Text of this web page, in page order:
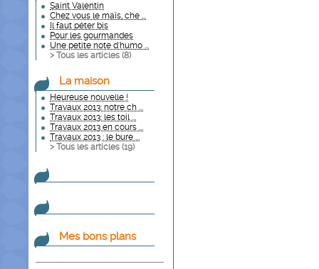
Saint Valentin
Chez vous le maïs, che ...
Il faut péter bis
Pour les gourmandes
Une petite note d'humo ...
> Tous les articles (8)
La maison
Heureuse nouvelle !
Travaux 2013: notre ch ...
Travaux 2013: les toil ...
Travaux 2013 en cours ...
Travaux 2013 : le bure ...
> Tous les articles (19)
Mes bons plans